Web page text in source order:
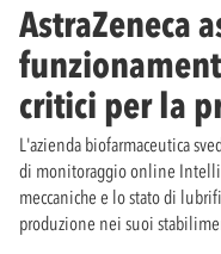
AstraZeneca
critici per la
L'azienda biofarmaceutica
di monitoraggio online
meccaniche e lo stato di
produzione nei suoi